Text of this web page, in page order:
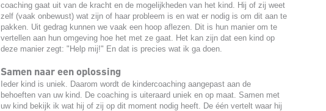
coaching gaat uit van de kracht en de mogelijkheden van het kind. Hij of zij weet
zelf (vaak onbewust) wat zijn of haar probleem is en wat er nodig is om dit aan te
pakken. Uit gedrag kunnen we vaak een hoop aflezen. Dit is hun manier om te
vertellen aan hun omgeving hoe het met ze gaat. Het kan zijn dat een kind op
deze manier zegt: "Help mij!" En dat is precies wat ik ga doen.
Samen naar een oplossing
Ieder kind is uniek. Daarom wordt de kindercoaching aangepast aan de
behoeften van uw kind. De coaching is uiteraard uniek en op maat. Samen met
uw kind bekijk ik wat hij of zij op dit moment nodig heeft. De één vertelt waar hij